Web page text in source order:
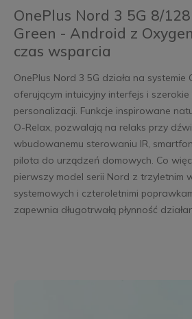
OnePlus Nord 3 5G 8/
Green - Android z
czas wsparcia
OnePlus Nord 3 5G działa na systemie
oferującym intuicyjny interfejs i
personalizacji. Funkcje inspirowane
O-Relax, pozwalają na relaks przy
wbudowanemu sterowaniu IR,
pilota do urządzeń domowych. Co
pierwszy model serii Nord z trzyletnim
systemowych i czteroletnimi
zapewnia długotrwałą płynność